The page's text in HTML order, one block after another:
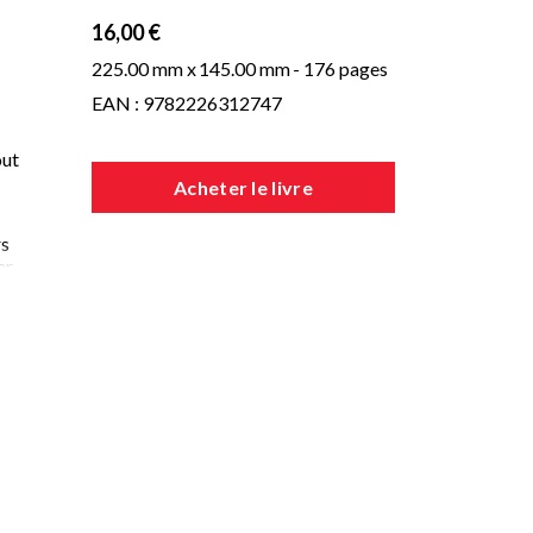
16,00 €
225.00 mm x145.00 mm- 176 pages
EAN : 9782226312747
Acheter le livre